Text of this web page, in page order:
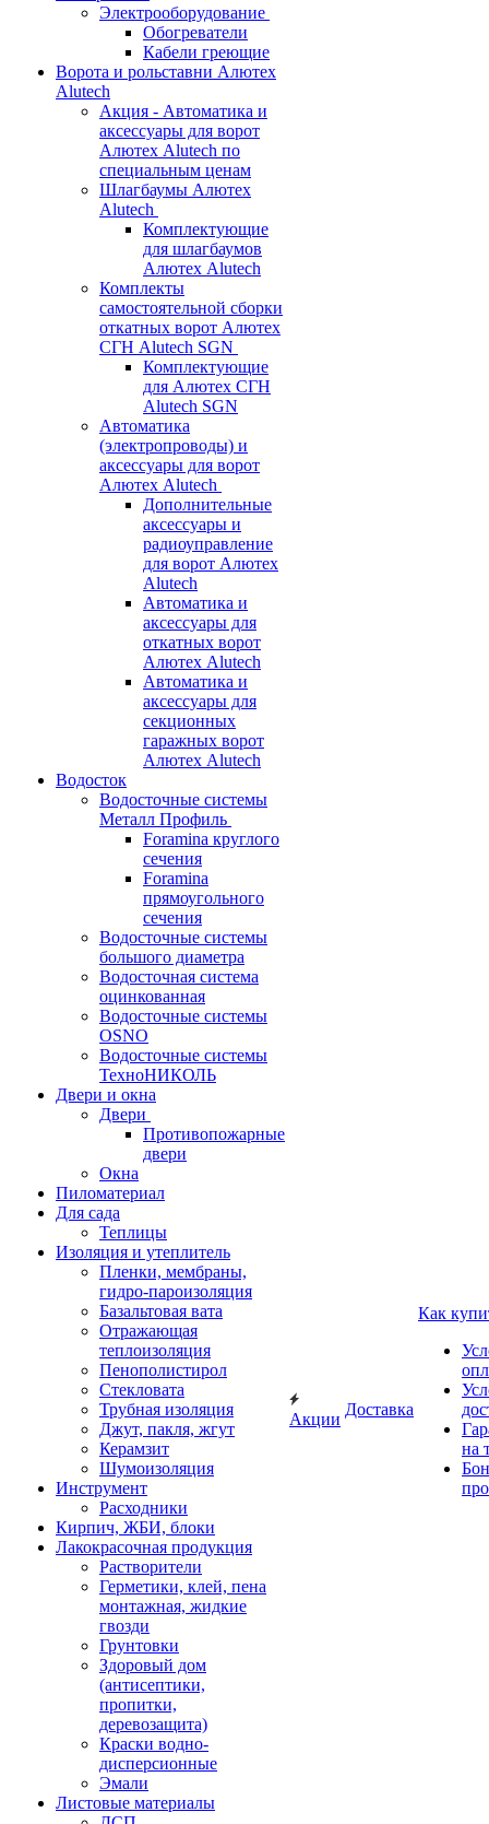
Электрооборудование
Обогреватели
Кабели греющие
Ворота и рольставни Алютех
Alutech
Акция - Автоматика и
аксессуары для ворот
Алютех Alutech по
специальным ценам
Шлагбаумы Алютех
Alutech
Комплектующие
для шлагбаумов
Алютех Alutech
Комплекты
самостоятельной сборки
откатных ворот Алютех
СГН Alutech SGN
Комплектующие
для Алютех СГН
Alutech SGN
Автоматика
(электропроводы) и
аксессуары для ворот
Алютех Alutech
Дополнительные
аксессуары и
радиоуправление
для ворот Алютех
Alutech
Автоматика и
аксессуары для
откатных ворот
Алютех Alutech
Автоматика и
аксессуары для
секционных
гаражных ворот
Алютех Alutech
Водосток
Водосточные системы
Металл Профиль
Foramina круглого
сечения
Foramina
прямоугольного
сечения
Водосточные системы
большого диаметра
Водосточная система
оцинкованная
Водосточные системы
OSNO
Водосточные системы
ТехноНИКОЛЬ
Двери и окна
Двери
Противопожарные
двери
Окна
Пиломатериал
Для сада
Теплицы
Изоляция и утеплитель
Пленки, мембраны,
гидро-пароизоляция
Базальтовая вата
Отражающая
теплоизоляция
Пенополистирол
Стекловата
Трубная изоляция
Джут, пакля, жгут
Керамзит
Шумоизоляция
Инструмент
Расходники
Кирпич, ЖБИ, блоки
Лакокрасочная продукция
Растворители
Герметики, клей, пена
монтажная, жидкие
гвозди
Грунтовки
Здоровый дом
(антисептики,
пропитки,
деревозащита)
Краски водно-
дисперсионные
Эмали
Листовые материалы
Акции
Доставка
Как
на